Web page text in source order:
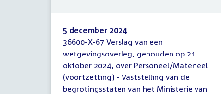
Verslag
van
een
wetgevingsoverleg
5 december 2024
36600-X-67 Verslag van een
wetgevingsoverleg, gehouden op 21
oktober 2024, over Personeel/Materieel
(voortzetting) - Vaststelling van de
begrotingsstaten van het Ministerie van